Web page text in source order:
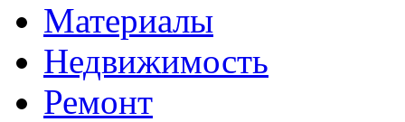
Материалы
Недвижимость
Ремонт